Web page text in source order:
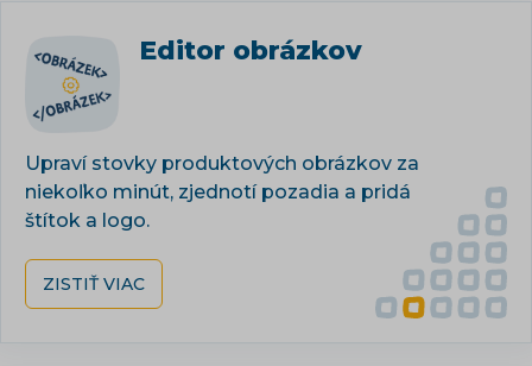
Editor obrázkov
Upraví stovky produktových obrázkov za
niekoľko minút, zjednotí pozadia a pridá
štítok a logo.
ZISTIŤ VIAC